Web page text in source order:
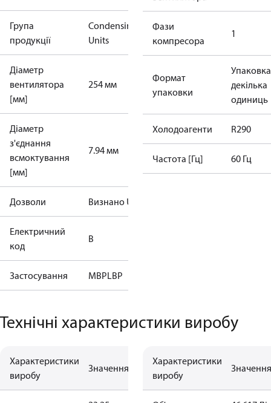
Група
продукції
Condensing
Units
Діаметр
вентилятора
[мм]
254 мм
Діаметр
з'єднання
всмоктування
[мм]
7.94 мм
Дозволи Визнано UL
Електричний
код
B
Застосування MBPLBP
Фази
компресора
1
Формат
упаковки
декілька
одиниць
Холодоагенти R290
Частота [Гц] 60 Гц
Технічні характеристики виробу
Характеристики
виробу
Значення
Характеристики
виробу
Значення